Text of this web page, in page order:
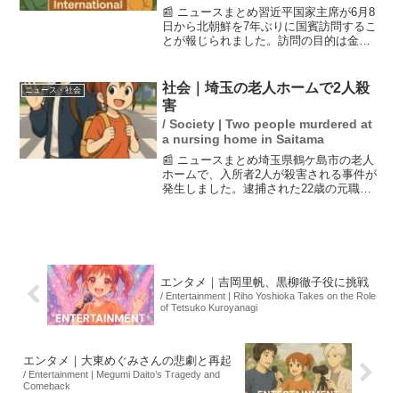
📰 ニュースまとめ習近平国家主席が6月8
日から北朝鮮を7年ぶりに国賓訪問するこ
とが報じられました。訪問の目的は金正
北朝鮮に対して影響力を保持しており、
この訪問が地域の安...
ニュース・社会
社会｜埼玉の老人ホームで2人殺
害
/ Society | Two people murdered at
a nursing home in Saitama
📰 ニュースまとめ埼玉県鶴ケ島市の老人
ホームで、入所者2人が殺害される事件が
発生しました。逮捕された22歳の元職
エンタメ｜吉岡里帆、黒柳徹子役に挑戦
/ Entertainment | Riho Yoshioka Takes on the Role
of Tetsuko Kuroyanagi
エンタメ｜大東めぐみさんの悲劇と再起
/ Entertainment | Megumi Daito’s Tragedy and
Comeback